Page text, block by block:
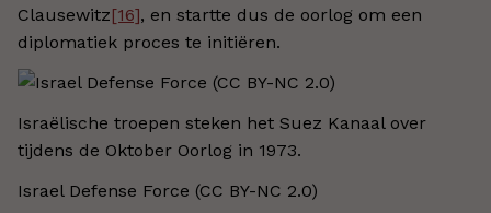
Clausewitz[16], en startte dus de oorlog om een
diplomatiek proces te initiëren.
Israëlische troepen steken het Suez Kanaal over
tijdens de Oktober Oorlog in 1973.
Israel Defense Force (CC BY-NC 2.0)